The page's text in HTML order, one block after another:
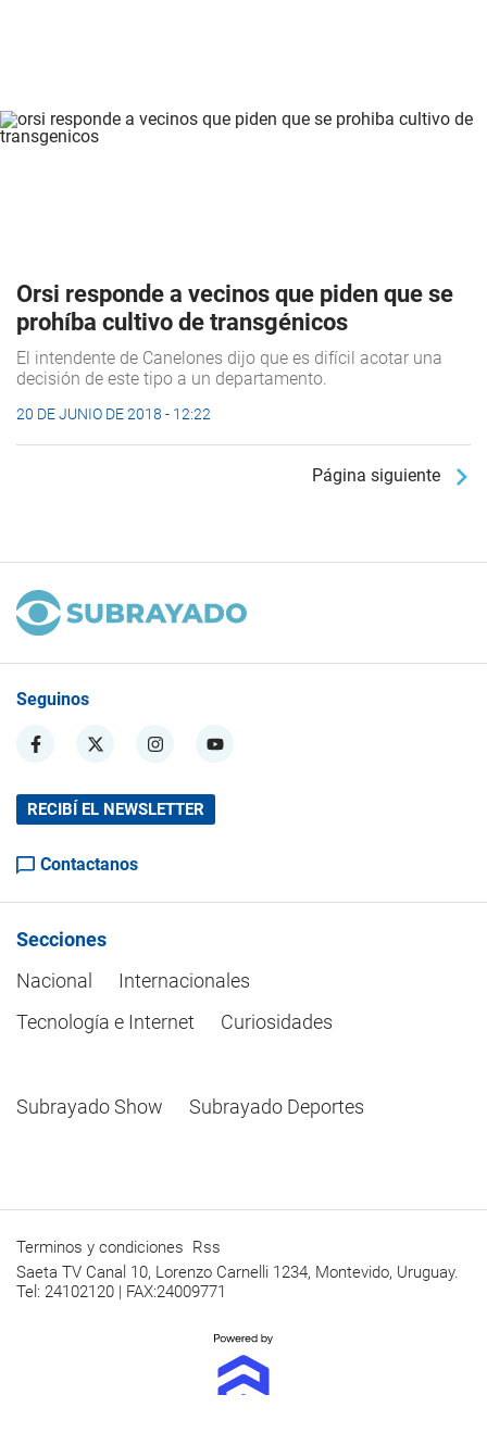
Orsi responde a vecinos que piden que se
prohíba cultivo de transgénicos
El intendente de Canelones dijo que es difícil acotar una
decisión de este tipo a un departamento.
20 DE JUNIO DE 2018 - 12:22
Página siguiente
Seguinos
RECIBÍ EL NEWSLETTER
Contactanos
Secciones
Nacional
Internacionales
Tecnología e Internet
Curiosidades
Subrayado Show Subrayado Deportes
Terminos y condiciones Rss
Saeta TV Canal 10, Lorenzo Carnelli 1234, Montevido, Uruguay.
Tel: 24102120 | FAX:24009771